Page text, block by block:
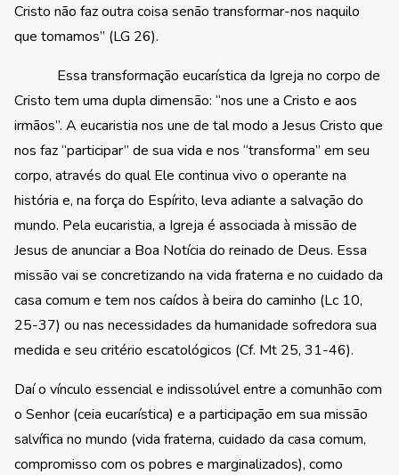
Cristo não faz outra coisa senão transformar-nos naquilo
que tomamos” (LG 26).
Essa transformação eucarística da Igreja no corpo de
Cristo tem uma dupla dimensão: “nos une a Cristo e aos
irmãos”. A eucaristia nos une de tal modo a Jesus Cristo que
nos faz “participar” de sua vida e nos “transforma” em seu
corpo, através do qual Ele continua vivo o operante na
história e, na força do Espírito, leva adiante a salvação do
mundo. Pela eucaristia, a Igreja é associada à missão de
Jesus de anunciar a Boa Notícia do reinado de Deus. Essa
missão vai se concretizando na vida fraterna e no cuidado da
casa comum e tem nos caídos à beira do caminho (Lc 10,
25-37) ou nas necessidades da humanidade sofredora sua
medida e seu critério escatológicos (Cf. Mt 25, 31-46).
Daí o vínculo essencial e indissolúvel entre a comunhão com
o Senhor (ceia eucarística) e a participação em sua missão
salvífica no mundo (vida fraterna, cuidado da casa comum,
compromisso com os pobres e marginalizados), como